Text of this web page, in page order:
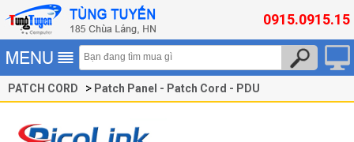
0915.0915.15
PATCH CORD
Patch Panel - Patch Cord - PDU